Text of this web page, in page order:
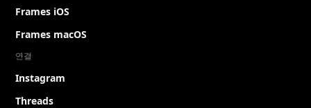
Frames iOS
Frames macOS
연결
Instagram
Threads